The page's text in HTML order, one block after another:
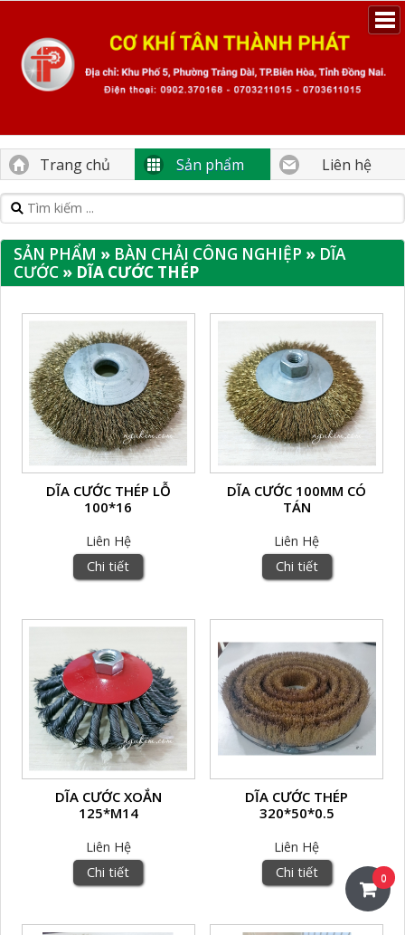
Trang chủ Sản phẩm Liên hệ
SẢN PHẨM » BÀN CHẢI CÔNG NGHIỆP » DĨA
CƯỚC » DĨA CƯỚC THÉP
DĨA CƯỚC THÉP LỖ
100*16
Liên Hệ
Chi tiết
DĨA CƯỚC 100MM CÓ
TÁN
Liên Hệ
Chi tiết
DĨA CƯỚC XOẮN
125*M14
Liên Hệ
Chi tiết
DĨA CƯỚC THÉP
320*50*0.5
Liên Hệ
Chi tiết
0